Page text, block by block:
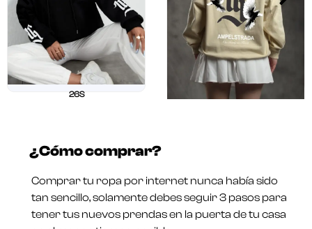
26S
en
0
de
5
¿Cómo comprar?
Comprar tu ropa por internet nunca había sido
tan sencillo, solamente debes seguir 3 pasos para
tener tus nuevos prendas en la puerta de tu casa